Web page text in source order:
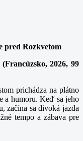
pred Rozkvetom
2026, 99
prichádza na plátno
a humoru. Keď sa jeho
začína sa divoká jazda
tempo a zábava pre